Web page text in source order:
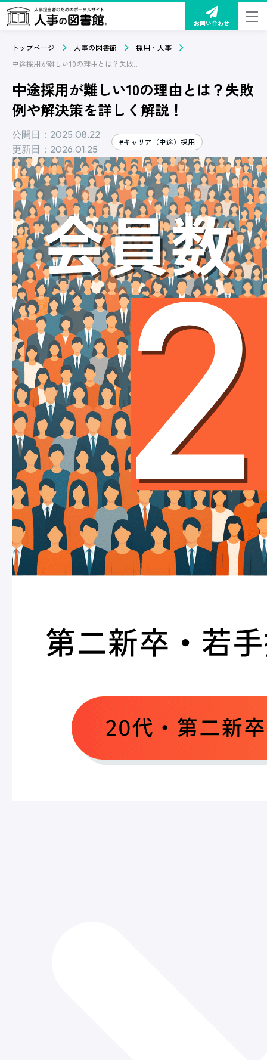
お問い合わせ
トップページ 人事の図書館
採用・人事
中途採用が難しい10の理由とは？失敗例や解決策を詳しく解説！
中途採用が難しい10の理由とは？失敗
例や解決策を詳しく解説！
公開日：2025.08.22
更新日：2026.01.25
#キャリア（中途）採用